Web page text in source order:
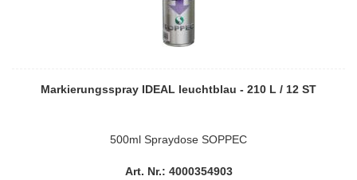
Markierungsspray IDEAL leuchtblau - 210 L / 12 ST
500ml Spraydose SOPPEC
Art. Nr.: 4000354903